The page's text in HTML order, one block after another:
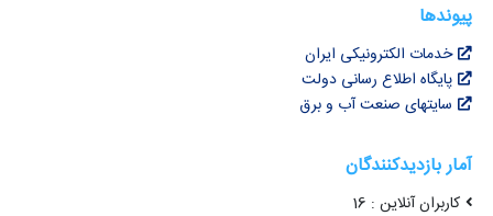
پیوندها
خدمات الکترونیکی ایران
پایگاه اطلاع رسانی دولت
سایتهای صنعت آب و برق
آمار بازدیدکنندگان
کاربران آنلاین : 16